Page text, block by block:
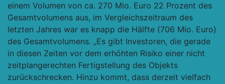
einem Volumen von ca. 270 Mio. Euro 22 Prozent des
Gesamtvolumens aus, im Vergleichszeitraum des
letzten Jahres war es knapp die Hälfte (706 Mio. Euro)
des Gesamtvolumens. „Es gibt Investoren, die gerade
in diesen Zeiten vor dem erhöhten Risiko einer nicht
zeitplangerechten Fertigstellung des Objekts
zurückschrecken. Hinzu kommt, dass derzeit vielfach